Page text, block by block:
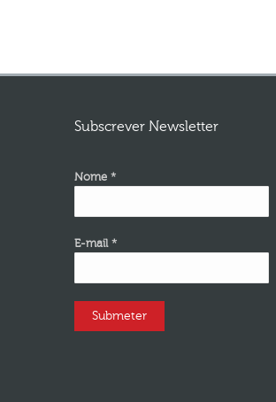
Subscrever Newsletter
Nome *
E-mail *